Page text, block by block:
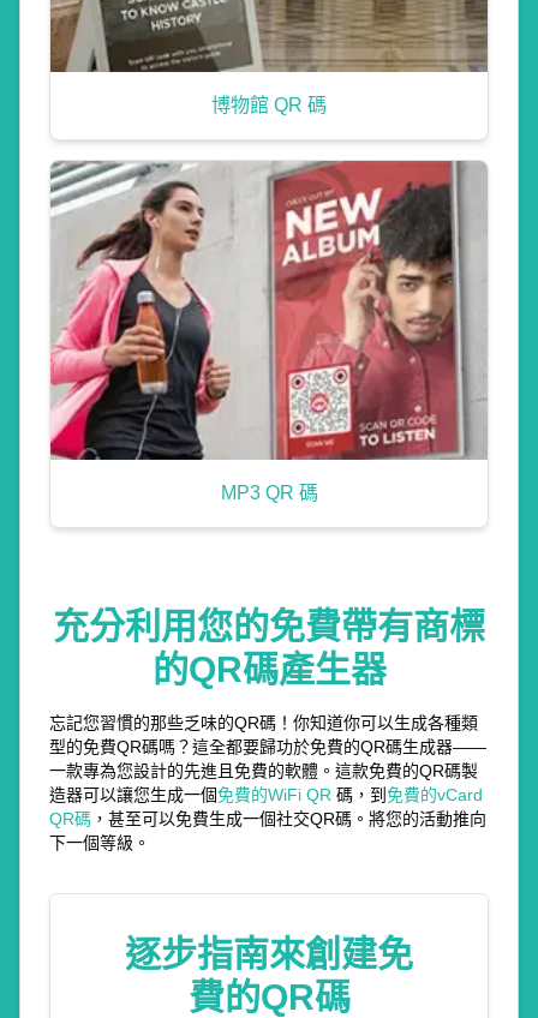
博物館 QR 碼
MP3 QR 碼
充分利用您的免費帶有商標
的QR碼產生器
忘記您習慣的那些乏味的QR碼！你知道你可以生成各種類
型的免費QR碼嗎？這全都要歸功於免費的QR碼生成器——
一款專為您設計的先進且免費的軟體。這款免費的QR碼製
造器可以讓您生成一個免費的WiFi QR 碼，到免費的vCard
QR碼 ，甚至可以免費生成一個社交QR碼。將您的活動推向
下一個等級。
逐步指南來創建免
費的QR碼